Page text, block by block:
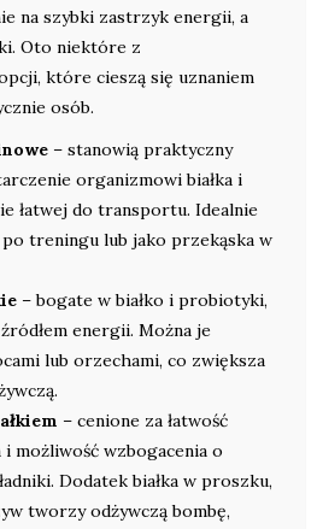
na szybki zastrzyk energii, a
Oto niektóre z
które cieszą się uznaniem
osób.
– stanowią praktyczny
organizmowi białka i
łatwej do transportu. Idealnie
treningu lub jako przekąska w
– bogate w białko i probiotyki,
energii. Można je
lub orzechami, co zwiększa
– cenione za łatwość
możliwość wzbogacenia o
Dodatek białka w proszku,
tworzy odżywczą bombę,